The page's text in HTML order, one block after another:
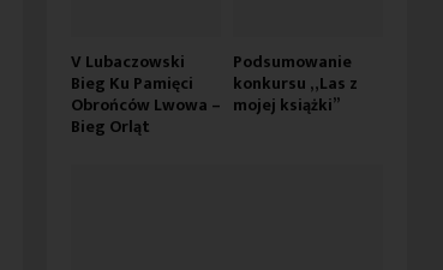
V Lubaczowski
Bieg Ku Pamięci
Obrońców Lwowa –
Bieg Orląt
Podsumowanie
konkursu „Las z
mojej książki”